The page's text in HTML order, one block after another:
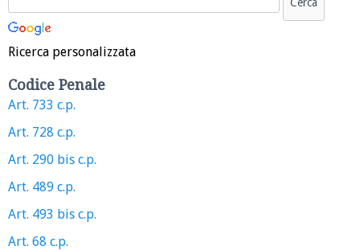
Ricerca personalizzata
Codice Penale
Art. 733 c.p.
Art. 728 c.p.
Art. 290 bis c.p.
Art. 489 c.p.
Art. 493 bis c.p.
Art. 68 c.p.